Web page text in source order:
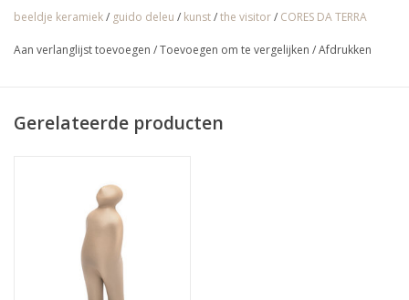
√ Jarenlange ervaring
beeldje keramiek/ guido deleu / kunst/the visitor/ CORES DA TERRA
Aan verlanglijst toevoegen /Toevoegen om te vergelijken /Afdrukken
Gerelateerde producten